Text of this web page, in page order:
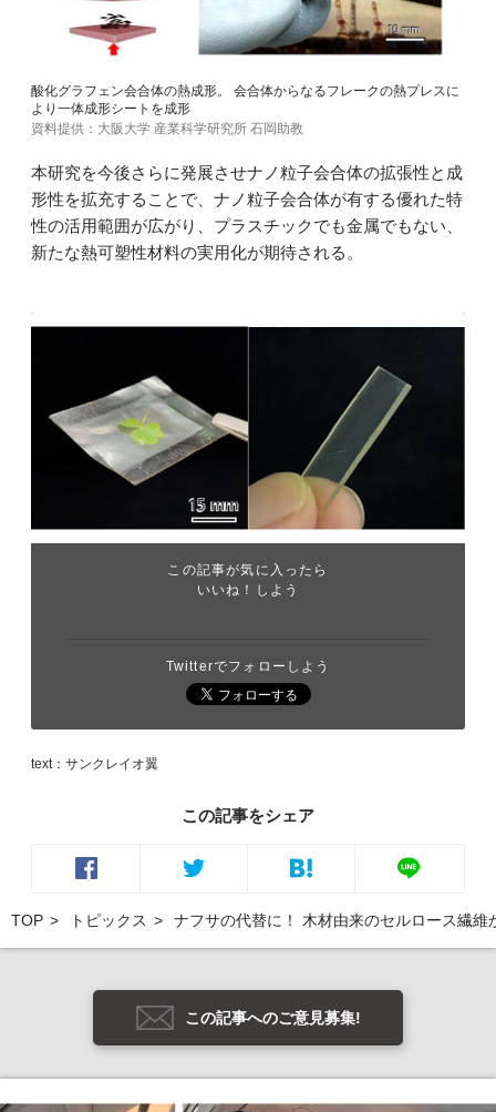
酸化グラフェン会合体の熱成形。 会合体からなるフレークの熱プレスに
より一体成形シートを成形
資料提供：大阪大学 産業科学研究所 石岡助教
本研究を今後さらに発展させナノ粒子会合体の拡張性と成
形性を拡充することで、ナノ粒子会合体が有する優れた特
性の活用範囲が広がり、プラスチックでも金属でもない、
新たな熱可塑性材料の実用化が期待される。
この記事が気に入ったら
いいね！しよう
Twitterでフォローしよう
text：サンクレイオ翼
この記事をシェア
TOP トピックス ナフサの代替に！ 木材由来のセルロース繊
この記事へのご意見募集!